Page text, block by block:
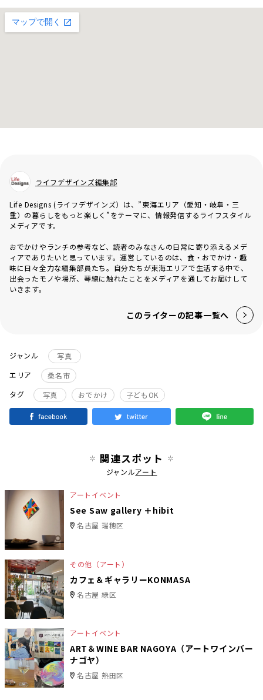
ライフデザインズ編集部
Life Designs (ライフデザインズ）は、”東海エリア（愛知・岐阜・三
重）の暮らしをもっと楽しく”をテーマに、情報発信するライフスタイル
メディアです。
おでかけやランチの参考など、読者のみなさんの日常に寄り添えるメデ
ィアでありたいと思っています。運営しているのは、食・おでかけ・趣
味に日々全力な編集部員たち。自分たちが東海エリアで生活する中で、
出会ったモノや場所、琴線に触れたことをメディアを通してお届けして
いきます。
このライターの記事一覧へ
ジャンル
写真
エリア
桑名市
タグ
写真 おでかけ 子どもOK
関連スポット
ジャンルアート
アートイベント
See Saw gallery ＋hibit
名古屋 瑞穂区
その他（アート）
カフェ＆ギャラリーKONMASA
名古屋 緑区
アートイベント
ART＆WINE BAR NAGOYA（アートワインバー
ナゴヤ）
名古屋 熱田区